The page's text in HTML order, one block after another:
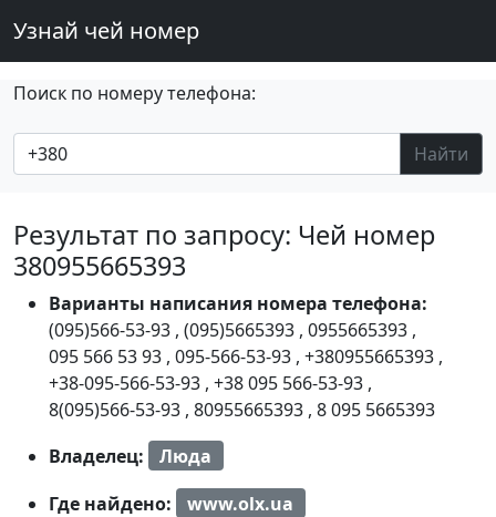
Узнай чей номер
Поиск по номеру телефона:
Найти
Результат по запросу: Чей номер
380955665393
Варианты написания номера телефона:
(095)566-53-93 , (095)5665393 , 0955665393 ,
095 566 53 93 , 095-566-53-93 , +380955665393 ,
+38-095-566-53-93 , +38 095 566-53-93 ,
8(095)566-53-93 , 80955665393 , 8 095 5665393
Владелец:
Люда
Где найдено:
www.olx.ua